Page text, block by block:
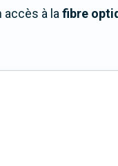
accès à lafibre